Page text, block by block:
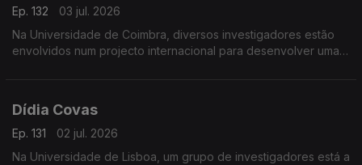
Ep. 132
03 jul. 2026
Na Universidade de Coimbra, diversos investigadores estão
envolvidos num projecto internacional para desenvolver uma
Dídia Covas
Ep. 131
02 jul. 2026
Na Universidade de Lisboa, um grupo de investigadores está a